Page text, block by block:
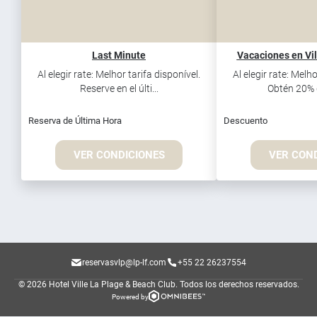
Last Minute
Al elegir rate: Melhor tarifa disponível.
Reserve en el últi...
Reserva de Última Hora
VER CONDICIONES
Vacaciones en
Al elegir rate:
Obtén 20%
Descuento
VER
reservasvlp@lp-lf.com +55 22 26237554
© 2026 Hotel Ville La Plage & Beach Club. Todos los derechos reservados.
Powered by